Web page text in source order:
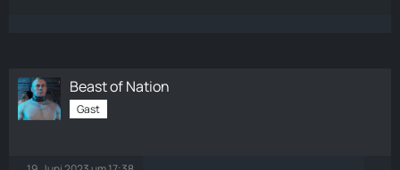
Beast of Nation
Gast